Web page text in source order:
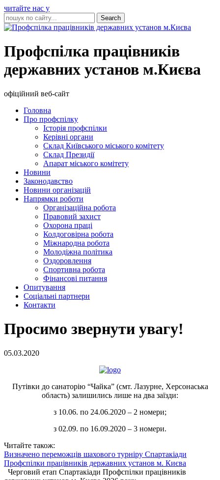
читайте нас у
Профспілка працівників
державних установ м.Києва
офіційний веб-сайт
Головна
Про профспілку
Історія профспілки
Керівні органи
Склад Київського міського комітету
Склад Президії
Апарат міського комітету
Новини
Законодавство
Новини організацій
Напрямки роботи
Організаційна робота
Правовий захист
Охорона праці
Колдоговірна робота
Міжнародна робота
Молодіжна політика
Оздоровлення
Спортивна робота
Фінансові питання
Опитування
Соціальні партнери
Контакти
Просимо звернути увагу!
05.03.2020
Путівки до санаторію “Чайка” (смт. Лазурне, Херсонаська
область) залишились лише на два заїзди:
з 10.06. по 24.06.2020 – 2 номери;
з 02.09. по 16.09.2020 – 3 номери.
Читайте також:
Визначено переможців шахового турніру Спартакіади
Профспілки працівників державних установ м. Києва
Черговий етап Спартакіади Профспілки працівників